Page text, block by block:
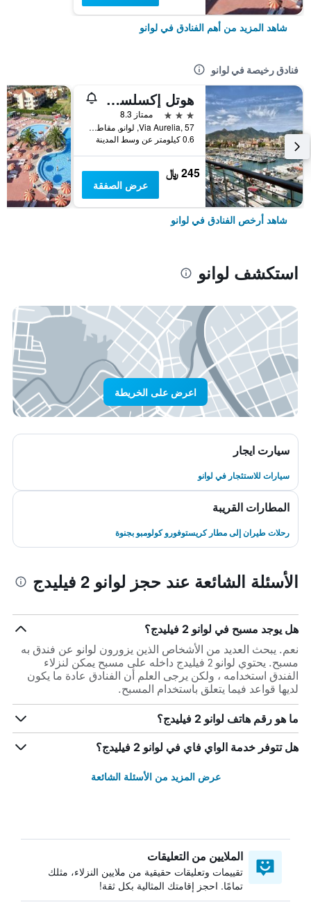
شاهد المزيد من أهم الفنادق في لوانو
فنادق رخيصة في لوانو
هوتل إكسلسيور
3 نجوم
ممتاز 8.3
Via Aurelia, 57, لوانو, مقاطعة سافونا, إيطاليا
0.6 كيلومتر عن وسط المدينة
245 ﷼
عرض الصفقة
شاهد أرخص الفنادق في لوانو
استكشف لوانو
اعرض على الخريطة
سيارت ايجار
سيارات للاستئجار في لوانو
المطارات القريبة
رحلات طيران إلى مطار كريستوفورو كولومبو بجنوة
الأسئلة الشائعة عند حجز لوانو 2 فيليدج
هل يوجد مسبح في لوانو 2 فيليدج؟
نعم. يبحث العديد من الأشخاص الذين يزورون لوانو عن فندق به
مسبح. يحتوي لوانو 2 فيليدج داخله على مسبح يمكن لنزلاء
الفندق استخدامه ، ولكن يرجى العلم أن الفنادق عادة ما يكون
لديها قواعد فيما يتعلق باستخدام المسبح.
ما هو رقم هاتف لوانو 2 فيليدج؟
هل تتوفر خدمة الواي فاي في لوانو 2 فيليدج؟
عرض المزيد من الأسئلة الشائعة
الملايين من التعليقات
تقييمات وتعليقات حقيقية من ملايين النزلاء، مثلك
تمامًا. احجز إقامتك المثالية بكل ثقة!